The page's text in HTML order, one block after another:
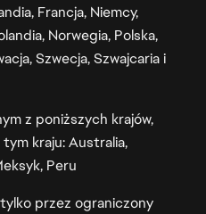
Francja, Niemcy,
Norwegia, Polska,
Szwecja, Szwajcaria i
z poniższych krajów,
tym kraju: Australia,
Peru
przez ograniczony